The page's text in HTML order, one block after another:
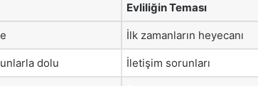
Evliliğin Teması
İlk zamanların heyecanı
dolu İletişim sorunları